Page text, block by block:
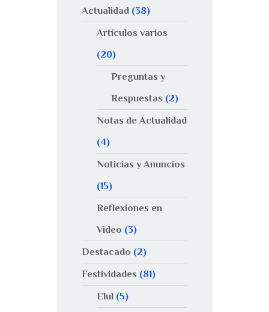
Actualidad (38)
Artículos varios
(20)
Preguntas y
Respuestas (2)
Notas de Actualidad
(4)
Noticias y Anuncios
(15)
Reflexiones en
Video (3)
Destacado (2)
Festividades (81)
Elul(5)